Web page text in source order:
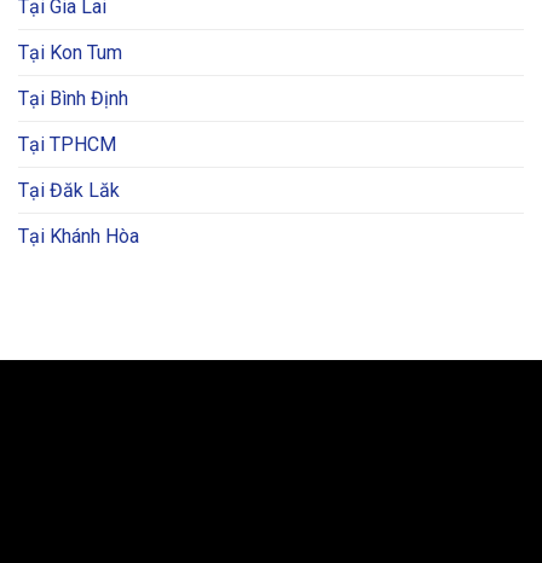
Tại Gia Lai
Tại Kon Tum
Tại Bình Định
Tại TPHCM
Tại Đăk Lăk
Tại Khánh Hòa